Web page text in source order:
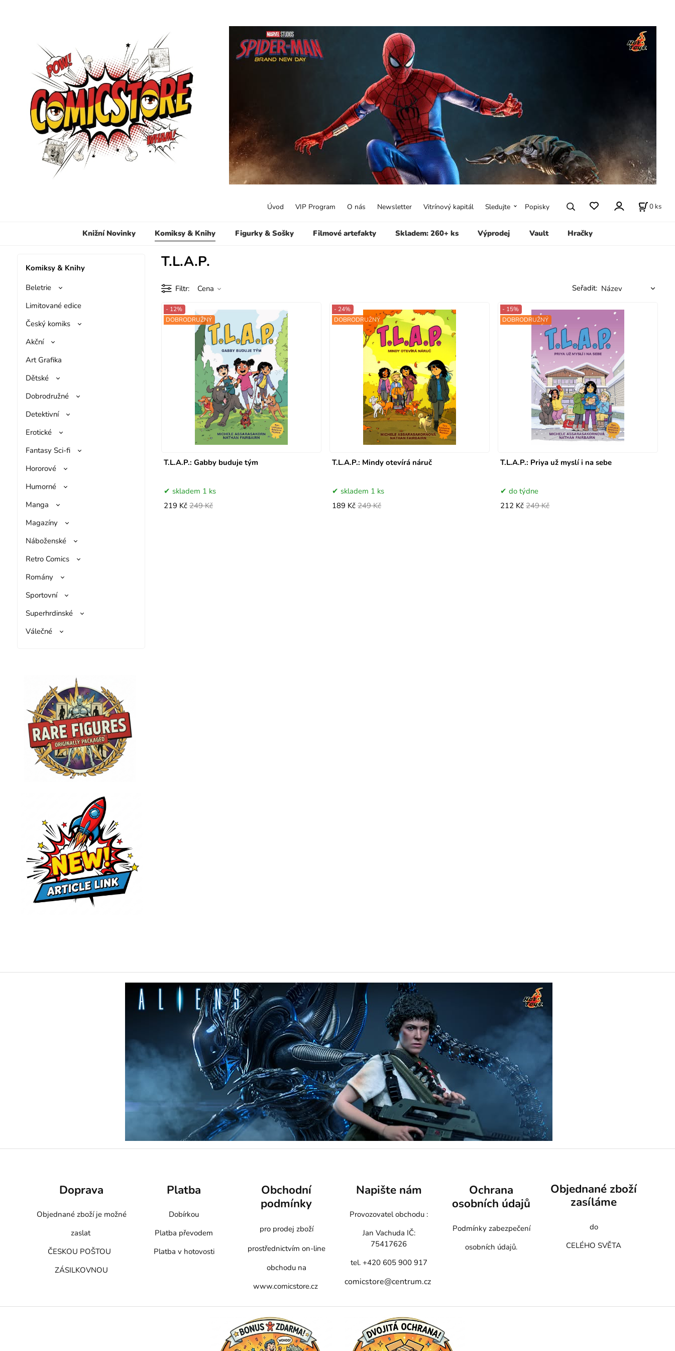
Knižní Novinky Komiksy & Knihy Figurky & Sošky Filmové artefakty Skladem: 260+ ks Výprodej Vault Hračky
Úvod VIP Program O nás Newsletter Vitrínový kapitál Sledujte Popisky 0 ks
Komiksy & Knihy
Beletrie
Limitované edice
Český komiks
Akční
Art Grafika
Dětské
Dobrodružné
Detektivní
Erotické
Fantasy Sci-fi
Hororové
Humorné
Manga
Magazíny
Náboženské
Retro Comics
Romány
Sportovní
Superhrdinské
Válečné
T.L.A.P.
Filtr Cena Seřadit:
T.L.A.P.: Gabby buduje tým
- 12%
DOBRODRUŽNÝ
skladem 1 ks
219 Kč 249 Kč
T.L.A.P.: Mindy otevírá náruč
- 24%
DOBRODRUŽNÝ
skladem 1 ks
189 Kč 249 Kč
T.L.A.P.: Priya už myslí i na sebe
- 15%
DOBRODRUŽNÝ
do týdne
212 Kč 249 Kč
Doprava
Objednané zboží je možné
zaslat
ČESKOU POŠTOU
ZÁSILKOVNOU
Platba
Dobírkou
Platba převodem
Platba v hotovosti
Obchodní
podmínky
pro prodej zboží
prostřednictvím on-line
obchodu na
www.comicstore.cz
Napište nám
Provozovatel obchodu :
Jan Vachuda IČ:
75417626
tel. +420 605 900 917
comicstore@centrum.cz
Ochrana
osobních údajů
Podmínky zabezpečení
osobních údajů.
Objednané zboží
zasíláme
do
CELÉHO SVĚTA